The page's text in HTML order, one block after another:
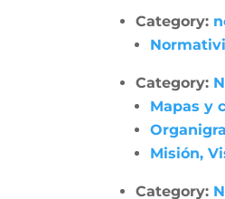
Category:
Category:
Mapas y
Misión,
Category: